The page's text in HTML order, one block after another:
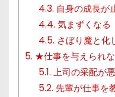
4.3. 自身の成長が
4.4. 気まずくなる
4.5. さぼり魔と化
5. ★仕事を与えられ
5.1. 上司の采配が
5.2. 先輩が仕事を